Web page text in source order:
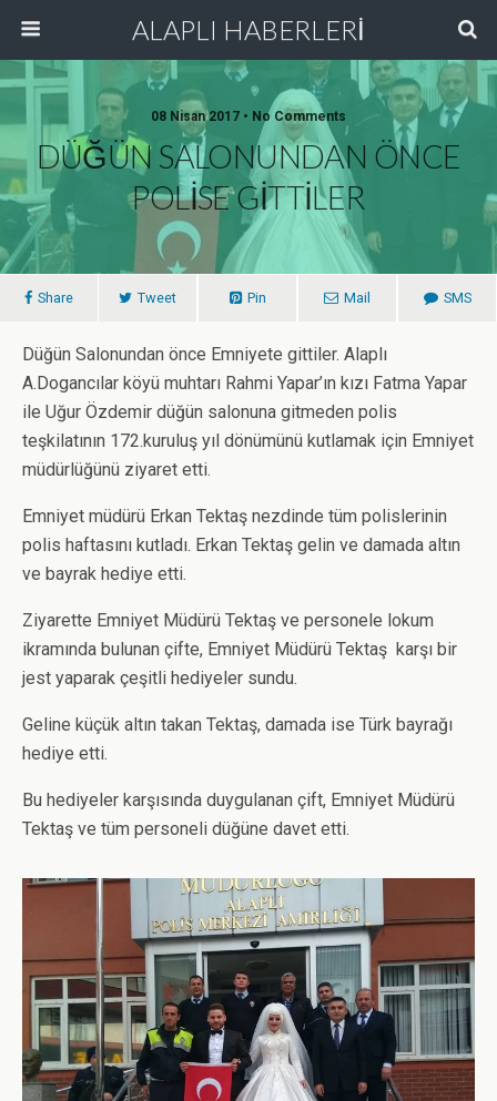
ALAPLI HABERLERİ
08 Nisan 2017 • No Comments
DÜĞÜN SALONUNDAN ÖNCE
POLİSE GİTTİLER
Share Tweet Pin Mail SMS
Düğün Salonundan önce Emniyete gittiler. Alaplı
A.Dogancılar köyü muhtarı Rahmi Yapar’ın kızı Fatma Yapar
ile Uğur Özdemir düğün salonuna gitmeden polis
teşkilatının 172.kuruluş yıl dönümünü kutlamak için Emniyet
müdürlüğünü ziyaret etti.
Emniyet müdürü Erkan Tektaş nezdinde tüm polislerinin
polis haftasını kutladı. Erkan Tektaş gelin ve damada altın
ve bayrak hediye etti.
Ziyarette Emniyet Müdürü Tektaş ve personele lokum
ikramında bulunan çifte, Emniyet Müdürü Tektaş karşı bir
jest yaparak çeşitli hediyeler sundu.
Geline küçük altın takan Tektaş, damada ise Türk bayrağı
hediye etti.
Bu hediyeler karşısında duygulanan çift, Emniyet Müdürü
Tektaş ve tüm personeli düğüne davet etti.